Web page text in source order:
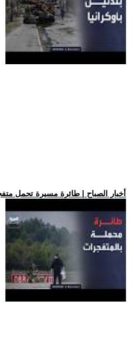
.. أخبار الصباح | طائرة مسيرة تحمل